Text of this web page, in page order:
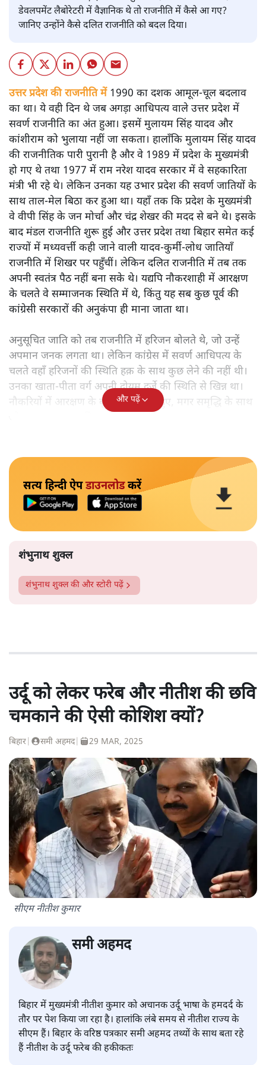
डेवलपमेंट लैबोरेटरी में वैज्ञानिक थे तो राजनीति में कैसे आ गए?
जानिए उन्होंने कैसे दलित राजनीति को बदल दिया।
उत्तर प्रदेश की राजनीति में1990 का दशक आमूल-चूल बदलाव
का था। ये वही दिन थे जब अगड़ा आधिपत्य वाले उत्तर प्रदेश में
सवर्ण राजनीति का अंत हुआ। इसमें मुलायम सिंह यादव और
कांशीराम को भुलाया नहीं जा सकता। हालाँकि मुलायम सिंह यादव
की राजनीतिक पारी पुरानी है और वे 1989 में प्रदेश के मुख्यमंत्री
हो गए थे तथा 1977 में राम नरेश यादव सरकार में वे सहकारिता
मंत्री भी रहे थे। लेकिन उनका यह उभार प्रदेश की सवर्ण जातियों के
साथ ताल-मेल बिठा कर हुआ था। यहाँ तक कि प्रदेश के मुख्यमंत्री
वे वीपी सिंह के जन मोर्चा और चंद्र शेखर की मदद से बने थे। इसके
बाद मंडल राजनीति शुरू हुई और उत्तर प्रदेश तथा बिहार समेत कई
राज्यों में मध्यवर्त्ती कही जाने वाली यादव-कुर्मी-लोध जातियाँ
राजनीति में शिखर पर पहुँचीं। लेकिन दलित राजनीति में तब तक
अपनी स्वतंत्र पैठ नहीं बना सके थे। यद्यपि नौकरशाही में आरक्षण
के चलते वे सम्माजनक स्थिति में थे, किंतु यह सब कुछ पूर्व की
कांग्रेसी सरकारों की अनुकंपा ही माना जाता था।
अनुसूचित जाति को तब राजनीति में हरिजन बोलते थे, जो उन्हें
अपमान जनक लगता था। लेकिन कांग्रेस में सवर्ण आधिपत्य के
चलते वहाँ हरिजनों की स्थिति हक़ के साथ कुछ लेने की नहीं थी।
उनका खाता-पीता वर्ग अपनी दोयम दर्जे की स्थिति से खिन्न था।
नौकरियों में आरक्षण के बूते वे समृद्ध तो हुए, मगर समृद्धि के साथ
जो आत्म-सम्मान चाहिए था, वह नहीं मिल रहा था।
और पढ़ें
सत्य हिन्दी ऐपडाउनलोडकरें
शंभुनाथ शुक्ल
शंभुनाथ शुक्लकी और स्टोरी पढ़ें
उर्दू को लेकर फरेब और नीतीश की छवि
चमकाने की ऐसी कोशिश क्यों?
बिहार समी अहमद| 29 MAR, 2025
सीएम नीतीश कुमार
समी अहमद
बिहार में मुख्यमंत्री नीतीश कुमार को अचानक उर्दू भाषा के हमदर्द के
तौर पर पेश किया जा रहा है। हालांकि लंबे समय से नीतीश राज्य के
सीएम हैं। बिहार के वरिष्ठ पत्रकार समी अहमद तथ्यों के साथ बता रहे
हैं नीतीश के उर्दू फरेब की हकीकतः